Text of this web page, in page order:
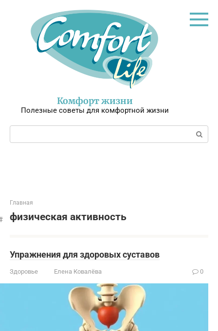
Комфорт жизни
Полезные советы для комфортной жизни
Поиск:
Главная
физическая активность
Упражнения для здоровых суставов
Здоровье Елена Ковалёва 0